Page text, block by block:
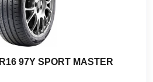
97Y SPORT MASTER